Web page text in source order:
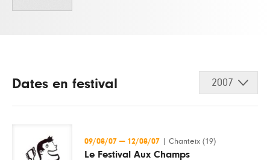
Dates en festival 2007
09/08/07 — 12/08/07 Chanteix (19)
Le Festival Aux Champs